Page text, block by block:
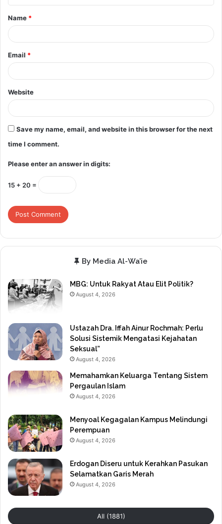
t
*
Name *
Email *
Website
Save my name, email, and website in this browser for the next
time I comment.
Please enter an answer in digits:
15 + 20 =
By Media Al-Wa’ie
MBG: Untuk Rakyat Atau Elit Politik?
August 4, 2026
Ustazah Dra. Iffah Ainur Rochmah: Perlu
Solusi Sistemik Mengatasi Kejahatan
Seksual”
August 4, 2026
Memahamkan Keluarga Tentang Sistem
Pergaulan Islam
August 4, 2026
Menyoal Kegagalan Kampus Melindungi
Perempuan
August 4, 2026
Erdogan Diseru untuk Kerahkan Pasukan
Selamatkan Garis Merah
August 4, 2026
All (1881)